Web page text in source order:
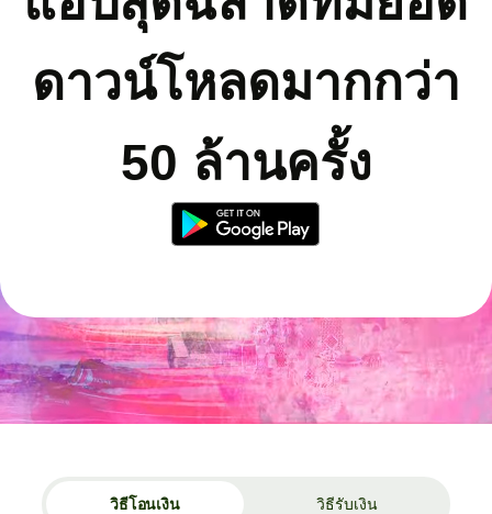
ดาวน์โหลดมากกว่า
50 ล้านครั้ง
วิธีโอนเงิน วิธีรับเงิน